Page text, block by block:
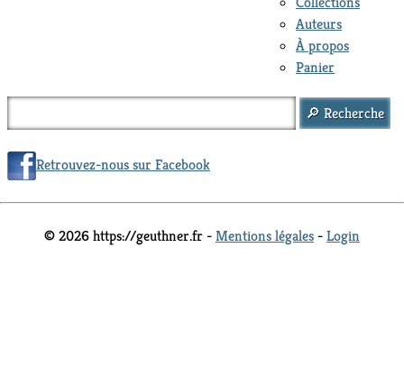
Auteurs
À propos
Panier
Retrouvez-nous sur Facebook
© 2026 https://geuthner.fr -Mentions légales -Login